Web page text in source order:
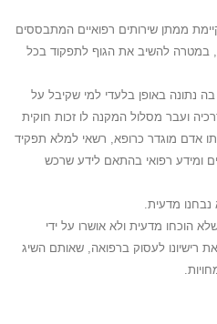
ממתן שירותים רפואיים המתבססים
במטרה להשיב את הגוף לתפקוד בכל
נתונה באופן בלעדי למי שקיבל על
ועבר מסלול המקנה לו זכות חוקית
אדם מוגדר כרופא, רשאי למלא תפקיד
ומידע רפואי בהתאם לידע שרכש
נבחנו מדעית.
הוכחו מדעית ולא אושרו על ידי
רישיונו לעסוק ברפואה, שאותם השיג